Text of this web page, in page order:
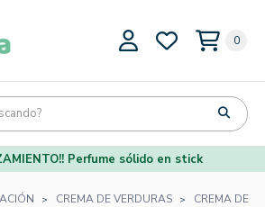
0
Perfume sólido en stick
CREMA DE VERDURAS CREMA DE